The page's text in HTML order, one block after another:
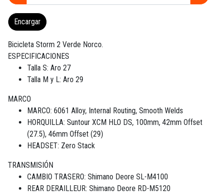
Encargar
Bicicleta Storm 2 Verde Norco.
ESPECIFICACIONES
Talla S: Aro 27
Talla M y L: Aro 29
MARCO
MARCO: 6061 Alloy, Internal Routing, Smooth Welds
HORQUILLA: Suntour XCM HLO DS, 100mm, 42mm Offset
(27.5), 46mm Offset (29)
HEADSET: Zero Stack
TRANSMISIÓN
CAMBIO TRASERO: Shimano Deore SL-M4100
REAR DERAILLEUR: Shimano Deore RD-M5120